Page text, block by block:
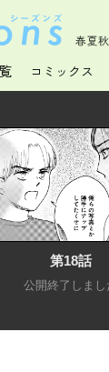
春夏
コミックス
第18話
公開終了しまし